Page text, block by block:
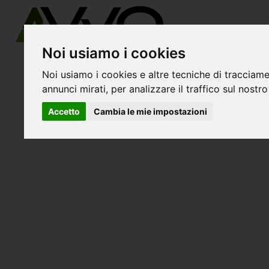
Noi usiamo i cookies
Noi usiamo i cookies e altre tecniche di
annunci mirati, per analizzare il traffico sul
Accetto Cambia le mie impostazioni